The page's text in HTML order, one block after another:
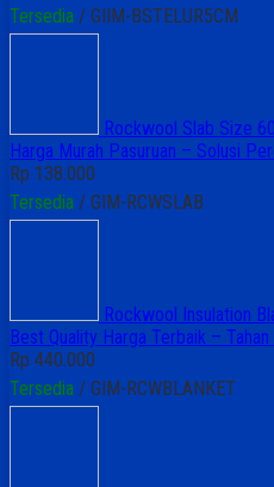
Tersedia / GIIM-BSTELUR5CM
Rockwool Slab Size
Harga Murah Pasuruan – Solusi
Rp 138.000
Tersedia / GIM-RCWSLAB
Rockwool Insulation
Best Quality Harga Terbaik –
Rp 440.000
Tersedia / GIM-RCWBLANKET